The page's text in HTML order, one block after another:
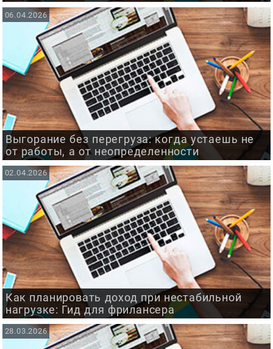
Выгорание без перегруза: когда устаешь не
от работы, а от неопределенности
06.04.2026
Как планировать доход при нестабильной
нагрузке: Гид для фрилансера
02.04.2026
28.03.2026